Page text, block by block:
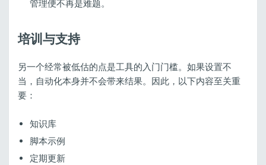
管理便不再是难题。
培训与支持
另一个经常被低估的点是工具的入门门槛。如果设置不
当，自动化本身并不会带来结果。因此，以下内容至关重
要：
知识库
脚本示例
定期更新